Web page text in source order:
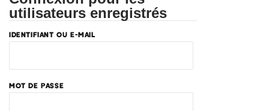
utilisateurs enregistrés
IDENTIFIANT OU E-MAIL
MOT DE PASSE